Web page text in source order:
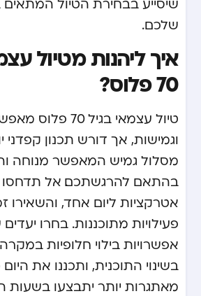
שיסייע בבחירת הטיול המתאים
שלכם.
איך ליהנות מטיול
70 פלוס?
טיול עצמאי בגיל 70
וגמישות, אך דורש תכנון קפדני
מסלול גמיש המאפשר מנוחה
בהתאם להרגשתכם. אל תדחסו
אטרקציות ליום אחד, והשאירו
פעילויות מתוכננות. בחרו
אפשרויות בילוי חלופיות
בשינוי התוכנית, ותכננו את
מאתגרות יותר יתבצעו בשעות